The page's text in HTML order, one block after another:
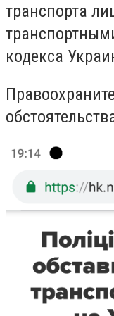
транспорта
кодекса